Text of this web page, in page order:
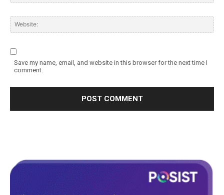
Save my name, email, and website in this browser for the next time I
comment.